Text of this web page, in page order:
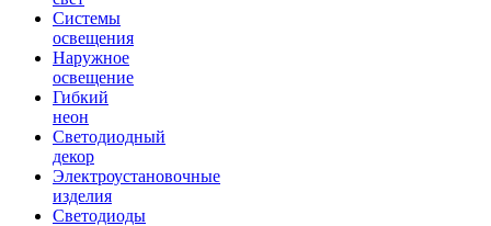
Системы
освещения
Наружное
освещение
Гибкий
неон
Светодиодный
декор
Электроустановочные
изделия
Светодиоды